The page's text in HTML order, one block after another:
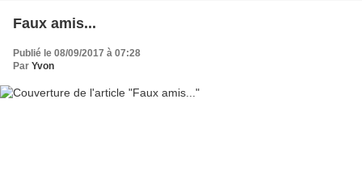
Faux amis...
Publié le 08/09/2017 à 07:28
Par Yvon